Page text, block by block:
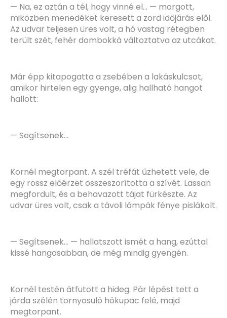
— Na, ez aztán a tél, hogy vinné el… — morgott,
miközben menedéket keresett a zord időjárás elől.
Az udvar teljesen üres volt, a hó vastag rétegben
terült szét, fehér dombokká változtatva az utcákat.
Már épp kitapogatta a zsebében a lakáskulcsot,
amikor hirtelen egy gyenge, alig hallható hangot
hallott:
— Segítsenek…
Kornél megtorpant. A szél tréfát űzhetett vele, de
egy rossz előérzet összeszorította a szívét. Lassan
megfordult, és a behavazott tájat fürkészte. Az
udvar üres volt, csak a távoli lámpák fénye pislákolt.
— Segítsenek… — hallatszott ismét a hang, ezúttal
kissé hangosabban, de még mindig gyengén.
Kornél testén átfutott a hideg. Pár lépést tett a
járda szélén tornyosuló hókupac felé, majd
megtorpant.